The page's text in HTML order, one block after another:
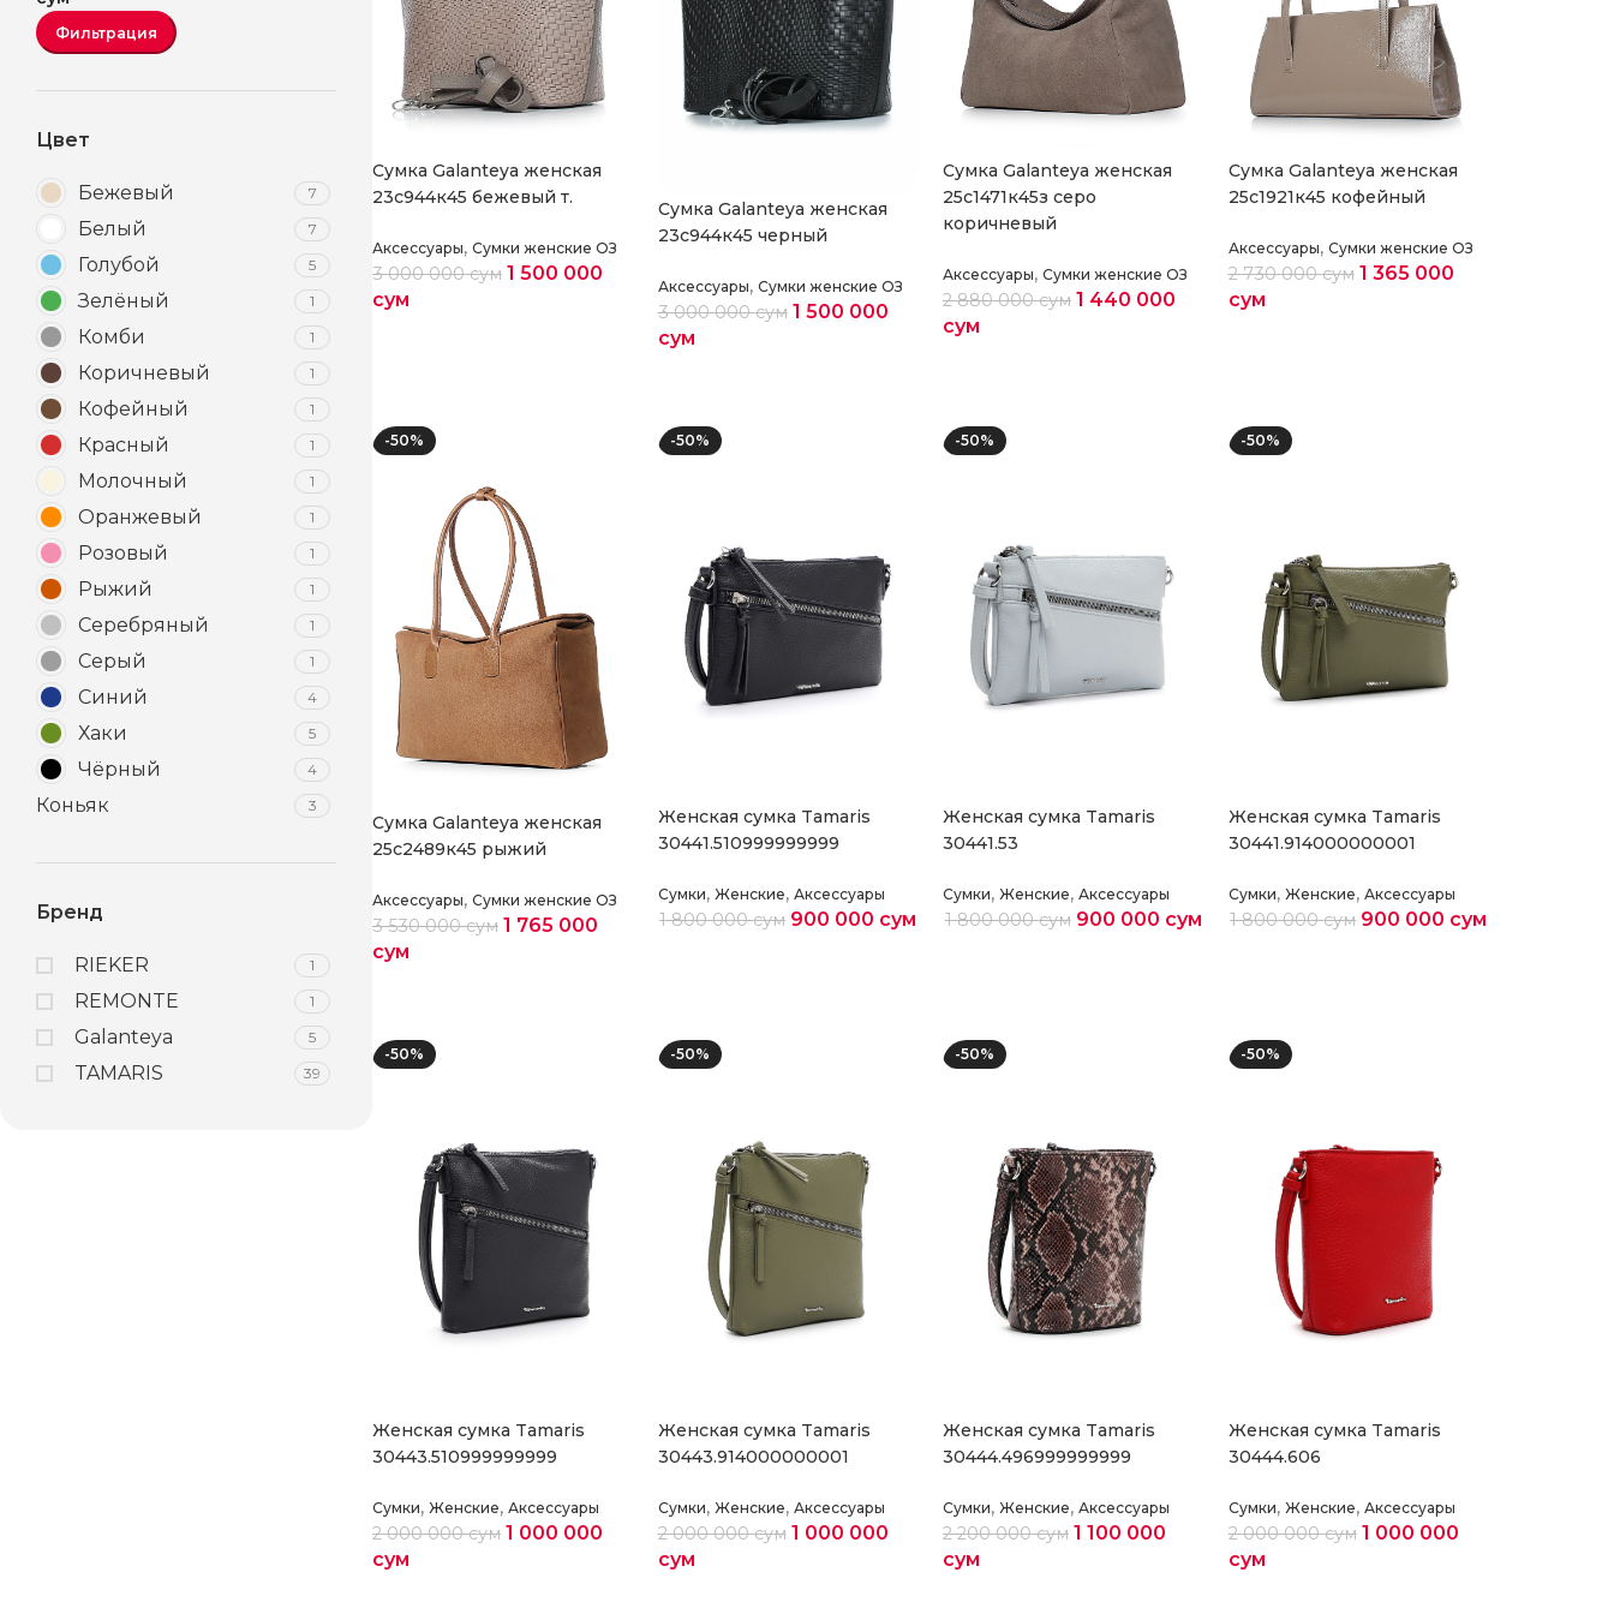
Фильтрация
Цвет
Бежевый 7
Белый 7
Голубой 5
Зелёный 1
Комби 1
Коричневый 1
Кофейный 1
Красный 1
Молочный 1
Оранжевый 1
Розовый 1
Рыжий 1
Серебряный 1
Серый 1
Синий 4
Хаки 5
Чёрный 4
Коньяк 3
Бренд
RIEKER 1
REMONTE 1
Galanteya 5
TAMARIS 39
Cумка Galanteya женская
23с944к45 бежевый т.
Аксессуары, Сумки женские ОЗ
3 000 000сум 1 500 000
сум
Cумка Galanteya женская
23с944к45 черный
Аксессуары, Сумки женские ОЗ
3 000 000сум 1 500 000
сум
Cумка Galanteya женская
25с1471к45з серо
коричневый
Аксессуары, Сумки женские ОЗ
2 880 000сум 1 440 000
сум
Cумка Galanteya женская
25с1921к45 кофейный
Аксессуары, Сумки женские ОЗ
2 730 000сум 1 365 000
сум
-50%
Cумка Galanteya женская
25с2489к45 рыжий
Аксессуары, Сумки женские ОЗ
3 530 000сум 1 765 000
сум
-50%
Женская сумка Tamaris
30441.510999999999
Сумки, Женские, Аксессуары
1 800 000сум 900 000 сум
-50%
Женская сумка Tamaris
30441.53
Сумки, Женские, Аксессуары
1 800 000сум 900 000 сум
-50%
Женская сумка Tamaris
30441.914000000001
Сумки, Женские, Аксессуары
1 800 000сум 900 000 сум
-50%
Женская сумка Tamaris
30443.510999999999
Сумки, Женские, Аксессуары
2 000 000сум 1 000 000
сум
-50%
Женская сумка Tamaris
30443.914000000001
Сумки, Женские, Аксессуары
2 000 000сум 1 000 000
сум
-50%
Женская сумка Tamaris
30444.496999999999
Сумки, Женские, Аксессуары
2 200 000сум 1 100 000
сум
-50%
Женская сумка Tamaris
30444.606
Сумки, Женские, Аксессуары
2 000 000сум 1 000 000
сум